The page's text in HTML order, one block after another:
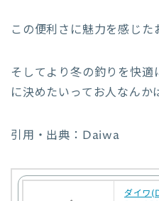
この便利さに魅力を感じた
そしてより冬の釣りを快適
に決めたいってお人なん
引用・出典：Daiwa
ダイワ